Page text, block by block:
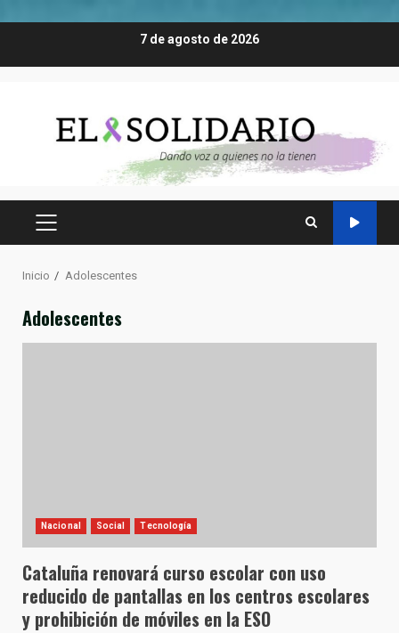
7 de agosto de 2026
MENÚ
Inicio Adolescentes
Adolescentes
Nacional Social Tecnología
Cataluña renovará curso escolar con uso
reducido de pantallas en los centros escolares
y prohibición de móviles en la ESO